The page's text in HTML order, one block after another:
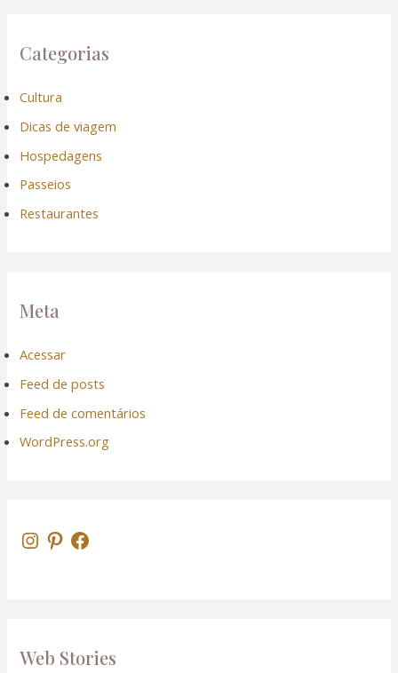
Categorias
Cultura
Dicas de viagem
Hospedagens
Passeios
Restaurantes
Meta
Acessar
Feed de posts
Feed de comentários
WordPress.org
Web Stories